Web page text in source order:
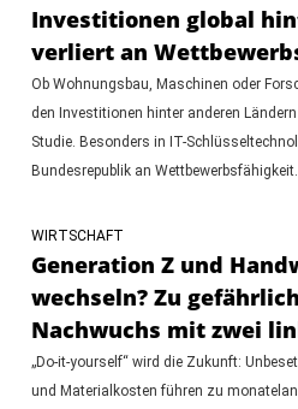
Investitionen global
verliert an
Ob Wohnungsbau, Maschinen oder
den Investitionen hinter anderen
Studie. Besonders in IT-
Bundesrepublik an Wettbewerbsfähigkeit.
WIRTSCHAFT
Generation Z und
wechseln? Zu
Nachwuchs mit zwei
„Do-it-yourself“ wird die Zukunft:
und Materialkosten führen zu